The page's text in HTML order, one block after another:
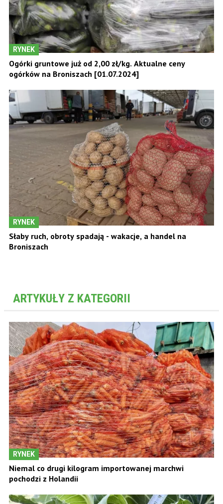
RYNEK
Ogórki gruntowe już od 2,00 zł/kg. Aktualne ceny
ogórków na Broniszach [01.07.2024]
RYNEK
Słaby ruch, obroty spadają - wakacje, a handel na
Broniszach
ARTYKUŁY Z KATEGORII
RYNEK
Niemal co drugi kilogram importowanej marchwi
pochodzi z Holandii